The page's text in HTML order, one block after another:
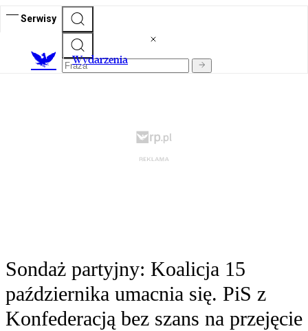
Serwisy
Wydarzenia
Sondaż partyjny: Koalicja 15
października umacnia się. PiS z
Konfederacją bez szans na przejęcie